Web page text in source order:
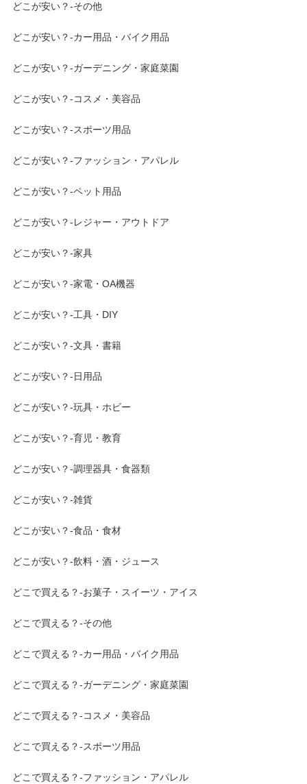
どこが安い？-その他
どこが安い？-カー用品・バイク用品
どこが安い？-ガーデニング・家庭菜園
どこが安い？-コスメ・美容品
どこが安い？-スポーツ用品
どこが安い？-ファッション・アパレル
どこが安い？-ペット用品
どこが安い？-レジャー・アウトドア
どこが安い？-家具
どこが安い？-家電・OA機器
どこが安い？-工具・DIY
どこが安い？-文具・書籍
どこが安い？-日用品
どこが安い？-玩具・ホビー
どこが安い？-育児・教育
どこが安い？-調理器具・食器類
どこが安い？-雑貨
どこが安い？-食品・食材
どこが安い？-飲料・酒・ジュース
どこで買える？-お菓子・スイーツ・アイス
どこで買える？-その他
どこで買える？-カー用品・バイク用品
どこで買える？-ガーデニング・家庭菜園
どこで買える？-コスメ・美容品
どこで買える？-スポーツ用品
どこで買える？-ファッション・アパレル